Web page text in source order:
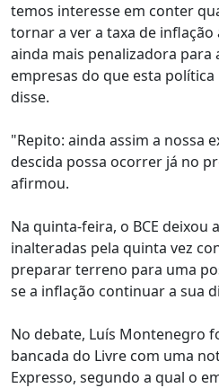
temos interesse em conter
tornar a ver a taxa de inflação
ainda mais penalizadora para
empresas do que esta política
disse.
"Repito: ainda assim a nossa
descida possa ocorrer já no
afirmou.
Na quinta-feira, o BCE deixou
inalteradas pela quinta vez
preparar terreno para uma
se a inflação continuar a sua
No debate, Luís Montenegro
bancada do Livre com uma
Expresso, segundo a qual o